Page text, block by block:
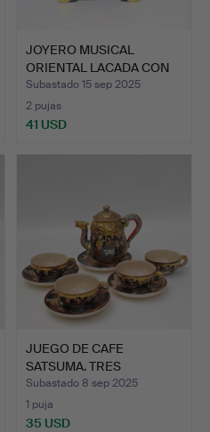
JOYERO MUSICAL
ORIENTAL LACADA CON
ADORNOS…
Subastado 15 sep 2025
2 pujas
41 USD
JUEGO DE CAFE
SATSUMA. TRES
SERVICIOS.
Subastado 8 sep 2025
1 puja
35 USD